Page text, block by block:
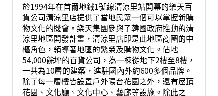
於1994年在首爾地鐵1號線清涼里站開幕的樂天百
貨公司清涼里店提供了當地民眾一個可以掌握新購
物文化的機會。樂天集團參與了韓國政府推動的清
涼里地區開發計畫，清涼里店即是此地區商圈的中
樞角色，領導著地區的繁榮及購物文化。佔地
54,000餘坪的百貨公司，為一棟從地下2樓至8樓，
一共為10層的建築，進駐國內外約600多個品牌。
除了每一層樓皆設置戶外陽台花園之外，還有屋頂
花園、文化廳、文化中心、藝廊等設施。除此之